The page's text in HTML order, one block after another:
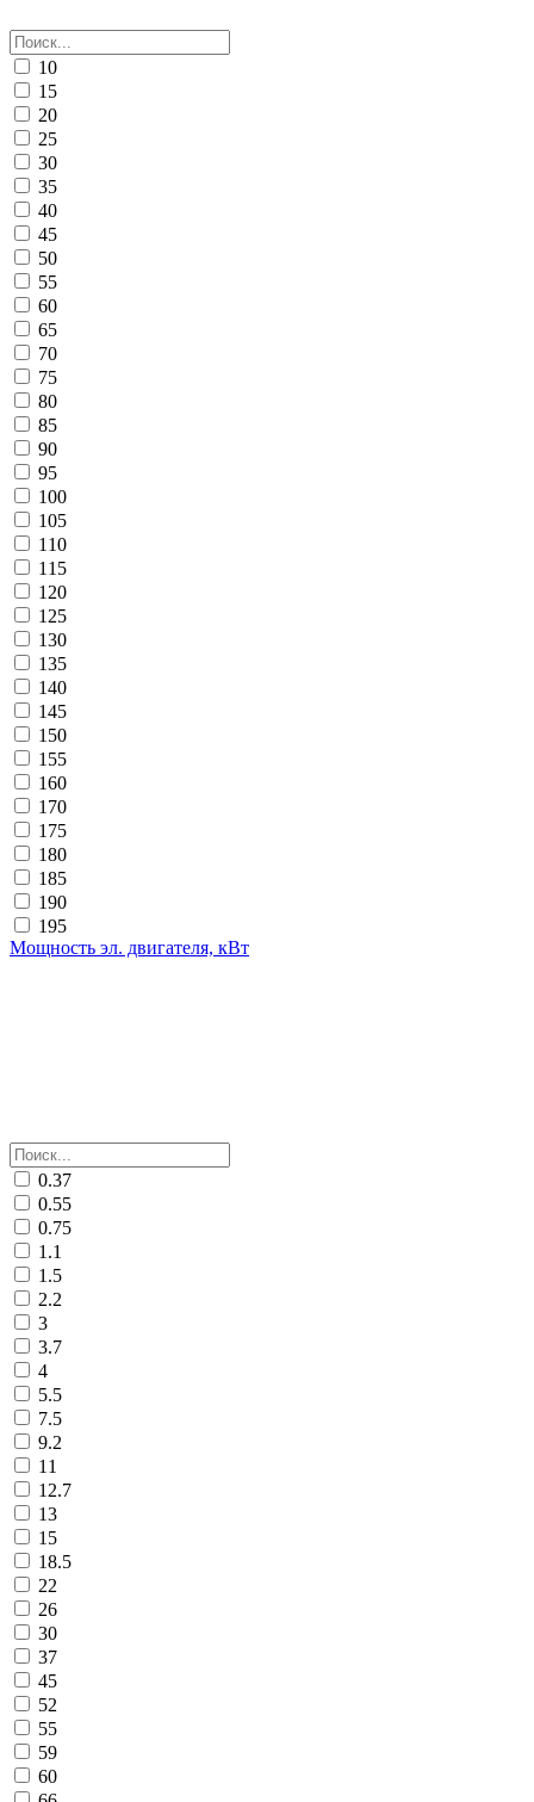
10
15
20
25
30
35
40
45
50
55
60
65
70
75
80
85
90
95
100
105
110
115
120
125
130
135
140
145
150
155
160
170
175
180
185
190
195
Мощность эл. двигателя, кВт
0.37
0.55
0.75
1.1
1.5
2.2
3
3.7
4
5.5
7.5
9.2
11
12.7
13
15
18.5
22
26
30
37
45
52
55
59
60